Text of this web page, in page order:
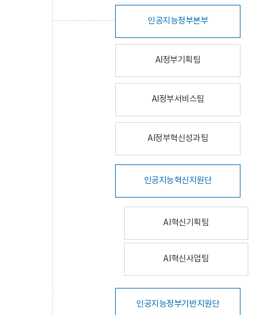
인공지능정부본부
AI정부기획팀
AI정부서비스팀
AI정부혁신성과팀
인공지능혁신지원단
AI혁신기획팀
AI혁신사업팀
인공지능정부기반지원단